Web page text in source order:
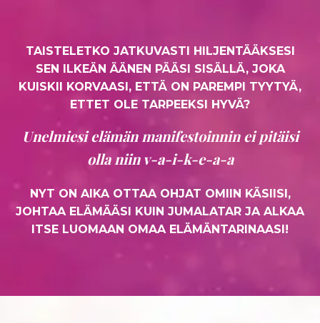
TAISTELETKO JATKUVASTI HILJENTÄÄKSESI
SEN ILKEÄN ÄÄNEN PÄÄSI SISÄLLÄ, JOKA
KUISKII KORVAASI, ETTÄ ON PAREMPI TYYTYÄ,
ETTET OLE TARPEEKSI HYVÄ?
Unelmiesi elämän manifestoinnin ei pitäisi
olla niin v-a-i-k-e-a-a
NYT ON AIKA OTTAA OHJAT OMIIN KÄSIISI,
JOHTAA ELÄMÄÄSI KUIN JUMALATAR JA ALKAA
ITSE LUOMAAN OMAA ELÄMÄNTARINAASI!